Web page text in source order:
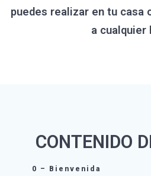
puedes realizar en tu casa
a cualquier
CONTENIDO
0 – Bienvenida